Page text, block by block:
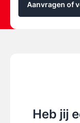
Aanvragen of
Heb jij